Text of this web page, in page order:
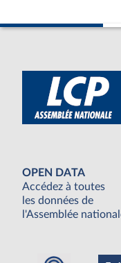
OPEN DATA
Accédez à toutes
les données de
l'Assemblée